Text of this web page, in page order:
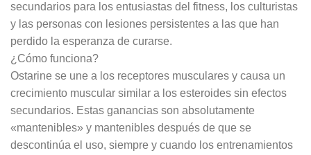
secundarios para los entusiastas del fitness, los culturistas
y las personas con lesiones persistentes a las que han
perdido la esperanza de curarse.
¿Cómo funciona?
Ostarine se une a los receptores musculares y causa un
crecimiento muscular similar a los esteroides sin efectos
secundarios. Estas ganancias son absolutamente
«mantenibles» y mantenibles después de que se
descontinúa el uso, siempre y cuando los entrenamientos